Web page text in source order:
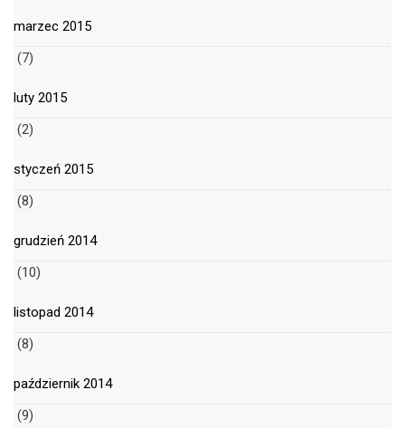
marzec 2015
(7)
luty 2015
(2)
styczeń 2015
(8)
grudzień 2014
(10)
listopad 2014
(8)
październik 2014
(9)